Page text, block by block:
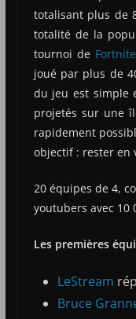
totalisant plus de
totalité de la
tournoi de Fortnite
joué par plus de
du jeu est simple
projetés sur une
rapidement
objectif : rester en
20 équipes de 4,
youtubers avec 10
Les premières
LeStream
Bruce